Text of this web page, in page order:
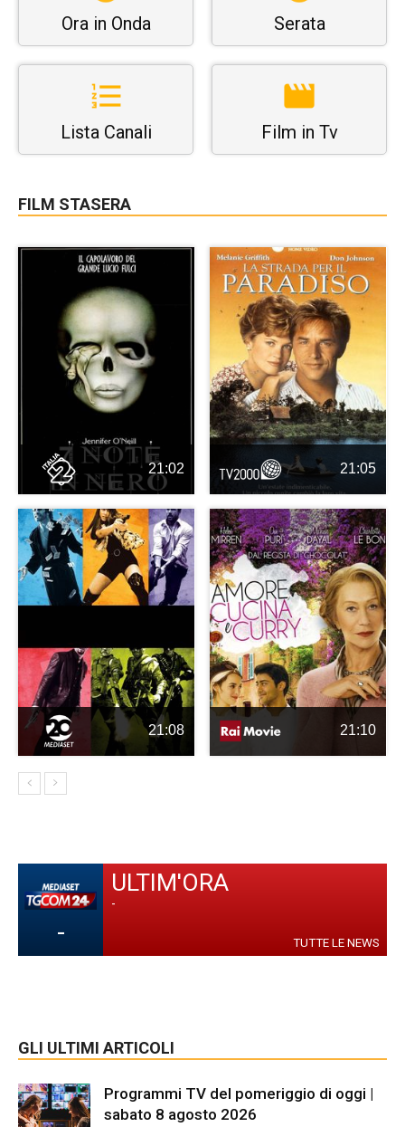
Ora in Onda Serata
Lista Canali Film in Tv
FILM STASERA
21:02 21:05
21:08 21:10
-
ULTIM'ORA
-
TUTTE LE NEWS
GLI ULTIMI ARTICOLI
Programmi TV del pomeriggio di oggi |
sabato 8 agosto 2026